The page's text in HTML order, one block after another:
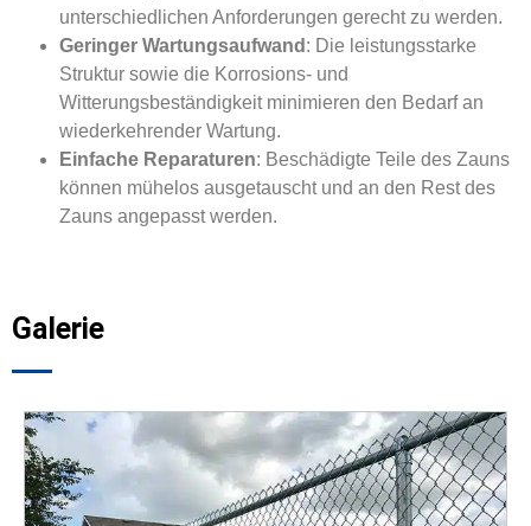
unterschiedlichen Anforderungen gerecht zu werden.
Geringer Wartungsaufwand : Die leistungsstarke
Struktur sowie die Korrosions- und
Witterungsbeständigkeit minimieren den Bedarf an
wiederkehrender Wartung.
Einfache Reparaturen: Beschädigte Teile des Zauns
können mühelos ausgetauscht und an den Rest des
Zauns angepasst werden.
Galerie